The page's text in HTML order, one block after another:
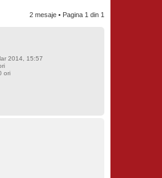
2 mesaje • Pagina 1 din 1
2014, 15:57
ori